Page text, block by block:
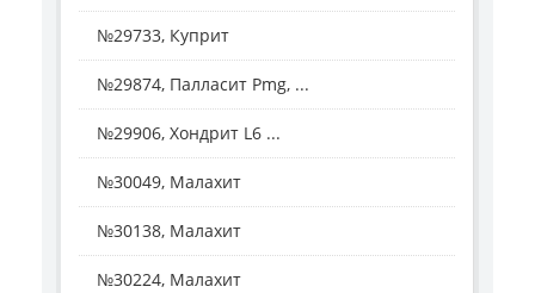
№29733, Куприт
№29874, Палласит Pmg, ...
№29906, Хондрит L6 ...
№30049, Малахит
№30138, Малахит
№30224, Малахит